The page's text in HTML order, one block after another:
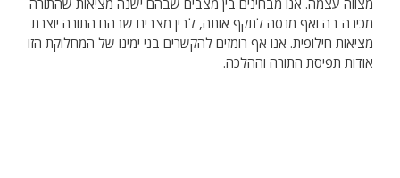
מצווה עצמה. אנו מבחינים בין מצבים שבהם ישנה מציאות שהתורה
מכירה בה ואף מנסה לתקף אותה, לבין מצבים שבהם התורה יוצרת
מציאות חילופית. אנו אף רומזים להקשרים בני ימינו של המחלוקת הזו
אודות תפיסת התורה וההלכה.